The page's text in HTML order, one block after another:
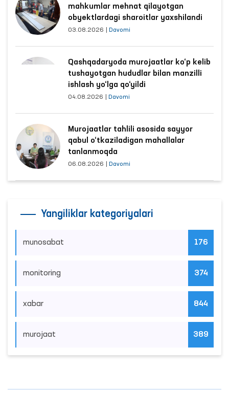
mahkumlar mehnat qilayotgan
obyektlardagi sharoitlar yaxshilandi
03.08.2026 Davomi
Qashqadaryoda murojaatlar ko‘p kelib
tushayotgan hududlar bilan manzilli
ishlash yo‘lga qo‘yildi
04.08.2026 Davomi
Murojaatlar tahlili asosida sayyor
qabul o‘tkaziladigan mahallalar
tanlanmoqda
06.08.2026 Davomi
Yangiliklar kategoriyalari
munosabat 176
monitoring 374
xabar 844
murojaat 389